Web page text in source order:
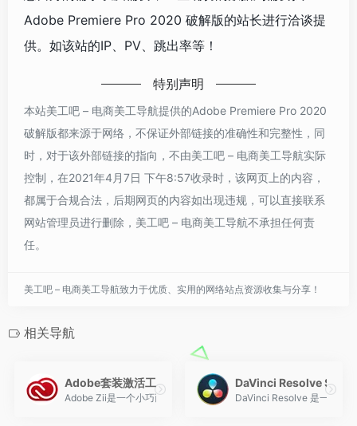
Adobe Premiere Pro 2020 破解版的站长进行洽谈提
供。如该站的IP、PV、跳出率等！
特别声明
本站美工吧 – 电商美工导航提供的Adobe Premiere Pro 2020
破解版都来源于网络，不保证外部链接的准确性和完整性，同
时，对于该外部链接的指向，不由美工吧 – 电商美工导航实际
控制，在2021年4月7日 下午8:57收录时，该网页上的内容，
都属于合规合法，后期网页的内容如出现违规，可以直接联系
网站管理员进行删除，美工吧 – 电商美工导航不承担任何责
任。
美工吧 – 电商美工导航致力于优质、实用的网络站点资源收集与分享！
相关导航
Adobe套装激活工具
Adobe Zii是一个小巧而实用的可以破解Adobe产品的工具，可以帮
DaVinci Resolve
DaVinci Resolve 是一款在